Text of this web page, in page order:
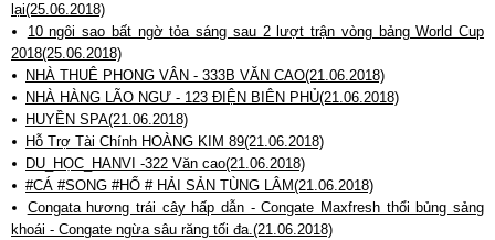
lại(25.06.2018)
10 ngôi sao bất ngờ tỏa sáng sau 2 lượt trận vòng bảng World Cup
2018(25.06.2018)
NHÀ THUÊ PHONG VÂN - 333B VĂN CAO(21.06.2018)
NHÀ HÀNG LÃO NGƯ - 123 ĐIỆN BIÊN PHỦ(21.06.2018)
HUYỀN SPA(21.06.2018)
Hỗ Trợ Tài Chính HOÀNG KIM 89(21.06.2018)
DU_HỌC_HANVI -322 Văn cao(21.06.2018)
#CÁ #SONG #HỔ # HẢI SẢN TÙNG LÂM(21.06.2018)
Congata hương trái cây hấp dẫn - Congate Maxfresh thổi bủng sảng
khoái - Congate ngừa sâu răng tối đa.(21.06.2018)